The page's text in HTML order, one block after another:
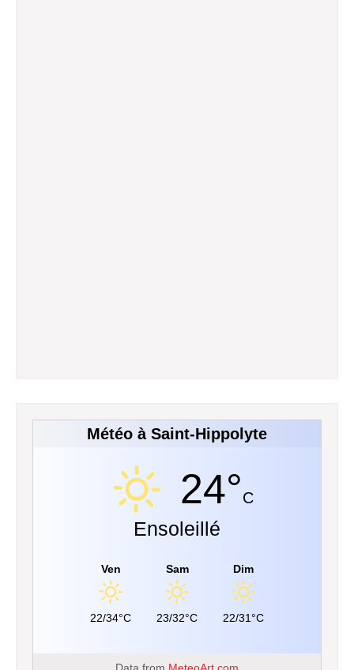
Météo à Saint-Hippolyte
24°C
Ensoleillé
Ven
22/34°C
Sam
23/32°C
Dim
22/31°C